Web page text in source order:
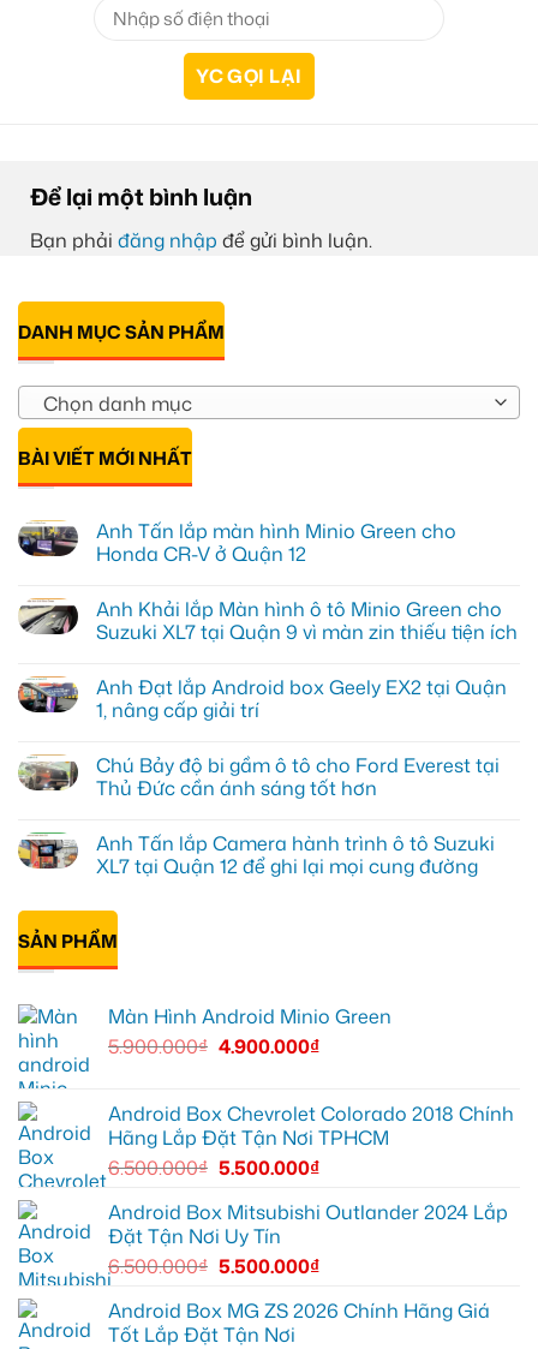
Để lại một bình luận
Bạn phải đăng nhập để gửi bình luận.
DANH MỤC SẢN PHẨM
Chọn danh mục
BÀI VIẾT MỚI NHẤT
Anh Tấn lắp màn hình Minio Green cho
Honda CR-V ở Quận 12
bình
luận
ở
lắp
màn
hình
cho
Honda
CR-
Quận
12
Anh Khải lắp Màn hình ô tô Minio Green cho
Suzuki XL7 tại Quận 9 vì màn zin thiếu tiện ích
bình
luận
ở
lắp
Màn
hình
Minio
Green
cho
Quận
9
vì
thiếu
ích
Anh Đạt lắp Android box Geely EX2 tại Quận
1, nâng cấp giải trí
bình
luận
ở
lắp
Android
box
Quận
1,
nâng
Chú Bảy độ bi gầm ô tô cho Ford Everest tại
Thủ Đức cần ánh sáng tốt hơn
bình
luận
ở
bi
gầm
ô
Ford
Everest
tại
ánh
sáng
tốt
Anh Tấn lắp Camera hành trình ô tô Suzuki
XL7 tại Quận 12 để ghi lại mọi cung đường
có
luận
ở
Anh
Camera
trình
XL7
tại
Quận
để
ghi
mọi
cung
đường
SẢN PHẨM
Màn Hình Android Minio Green
5.900.000₫ 4.900.000₫
Android Box Chevrolet Colorado 2018 Chính
Hãng Lắp Đặt Tận Nơi TPHCM
6.500.000₫ 5.500.000₫
Android Box Mitsubishi Outlander 2024 Lắp
Đặt Tận Nơi Uy Tín
6.500.000₫ 5.500.000₫
Android Box MG ZS 2026 Chính Hãng Giá
Tốt Lắp Đặt Tận Nơi